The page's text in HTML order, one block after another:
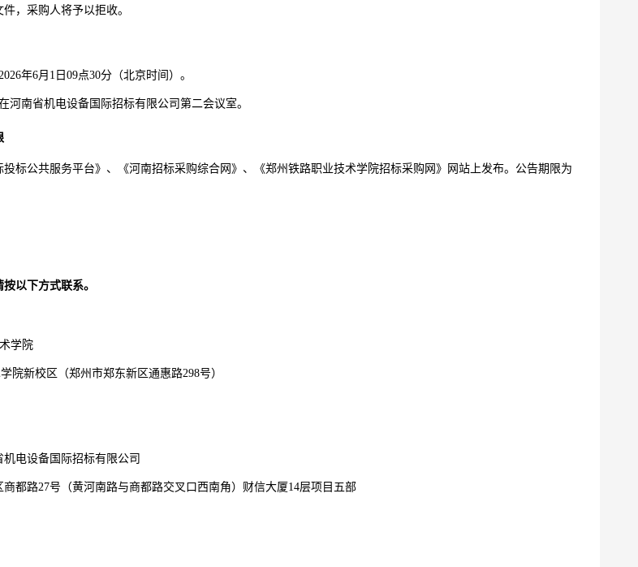
，采购人将予以拒收。
6年6月 1 日 09点30分（北京时间）。
河南省机电设备国际招标有限公司第二会议室。
投标公共服务平台》 、 《河南招标采购综合网》 、 《郑州铁路职业技术学院招标采购网 》 网站上发布。公告期限为
以下方式联系。
学院
院新校区（郑州市郑东新区通惠路298号）
电设备国际招标有限公司
商都路27号（黄河南路与商都路交叉口西南角）财信大厦14层项目五部